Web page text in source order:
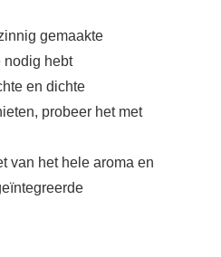
gemaakte
nodig hebt
en dichte
probeer het met
van het hele aroma en